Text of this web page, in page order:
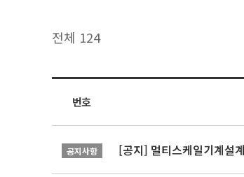
전체 124
번호
공지사항 [공지] 멀티스케일기계설